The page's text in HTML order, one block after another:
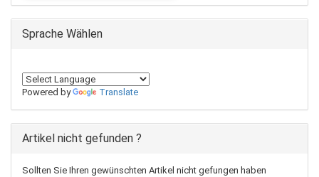
Sprache Wählen
Powered by Translate
Artikel nicht gefunden ?
Sollten Sie Ihren gewünschten Artikel nicht gefungen haben